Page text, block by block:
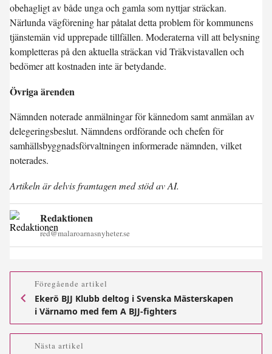
obehagligt av både unga och gamla som nyttjar sträckan.
Närlunda vägförening har påtalat detta problem för kommunens
tjänstemän vid upprepade tillfällen. Moderaterna vill att belysning
kompletteras på den aktuella sträckan vid Träkvistavallen och
bedömer att kostnaden inte är betydande.
Övriga ärenden
Nämnden noterade anmälningar för kännedom samt anmälan av
delegeringsbeslut. Nämndens ordförande och chefen för
samhällsbyggnadsförvaltningen informerade nämnden, vilket
noterades.
Artikeln är delvis framtagen med stöd av AI.
Redaktionen
red@malaroarnasnyheter.se
Föregående artikel
Ekerö BJJ Klubb deltog i Svenska Mästerskapen
i Värnamo med fem A BJJ-fighters
Nästa artikel